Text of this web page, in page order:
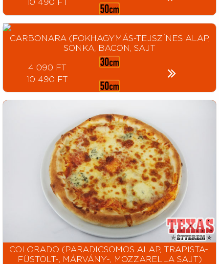
10 490 FT
CARBONARA (FOKHAGYMÁS-TEJSZÍNES ALAP,
SONKA, BACON, SAJT
4 090 FT
10 490 FT
COLORADO (PARADICSOMOS ALAP, TRAPISTA-,
FÜSTÖLT-, MÁRVÁNY-, MOZZARELLA SAJT)